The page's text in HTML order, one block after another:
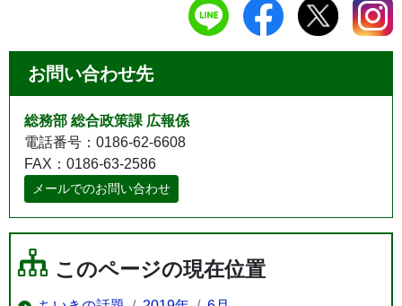
お問い合わせ先
総務部 総合政策課 広報係
電話番号：0186-62-6608
FAX：0186-63-2586
メールでのお問い合わせ
このページの現在位置